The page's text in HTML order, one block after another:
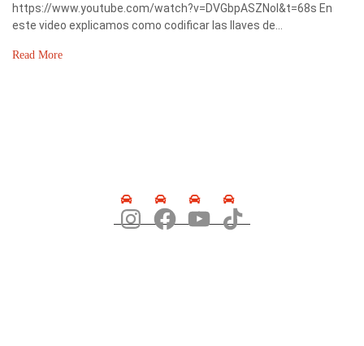
https://www.youtube.com/watch?v=DVGbpASZNoI&t=68s En
este video explicamos como codificar las llaves de…
Read More